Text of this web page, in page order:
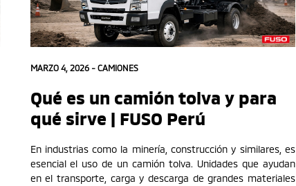
MARZO 4, 2026 - CAMIONES
Qué es un camión tolva y para
qué sirve | FUSO Perú
En industrias como la minería, construcción y similares, es
esencial el uso de un camión tolva. Unidades que ayudan
en el transporte, carga y descarga de grandes materiales